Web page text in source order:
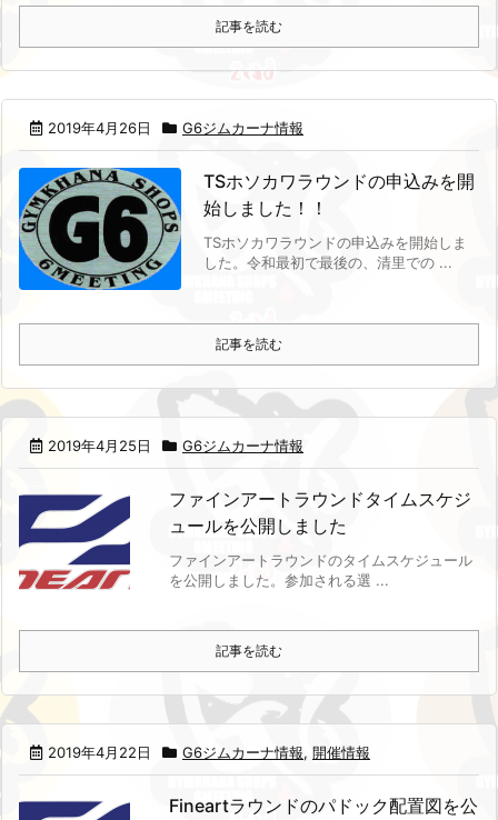
記事を読む
2019年4月26日 G6ジムカーナ情報
TSホソカワラウンドの申込みを開
始しました！！
TSホソカワラウンドの申込みを開始しま
した。 令和最初で最後の、清里での ...
記事を読む
2019年4月25日 G6ジムカーナ情報
ファインアートラウンドタイムスケジ
ュールを公開しました
ファインアートラウンドのタイムスケジュール
を公開しました。 参加される選 ...
記事を読む
2019年4月22日 G6ジムカーナ情報, 開催情報
Fineartラウンドのパドック配置図を公